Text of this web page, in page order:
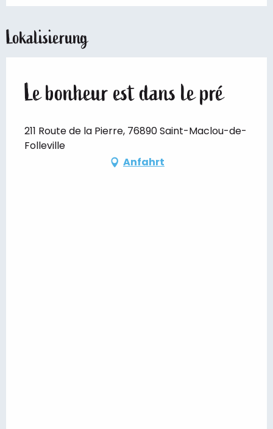
Lokalisierung
Le bonheur est dans le pré
211 Route de la Pierre, 76890 Saint-Maclou-de-
Folleville
Anfahrt